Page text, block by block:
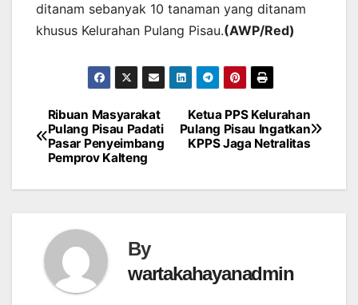
ditanam sebanyak 10 tanaman yang ditanam
khusus Kelurahan Pulang Pisau.(AWP/Red)
Post
navigation
Ketua PPS Kelurahan
Pulang Pisau Ingatkan
KPPS Jaga Netralitas
Ribuan Masyarakat
Pulang Pisau Padati
Pasar Penyeimbang
Pemprov Kalteng
By
wartakahayanadmin